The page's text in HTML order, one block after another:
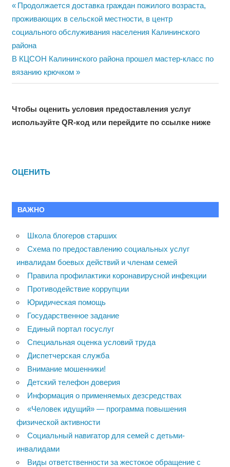
Навигация
по
записям
Previous
Post:
Продолжается доставка граждан пожилого возраста,
проживающих в сельской местности, в центр
социального обслуживания населения Калининского
района
Next
Post:
В КЦСОН Калининского района прошел мастер-класс по
вязанию крючком
Чтобы оценить условия предоставления услуг
используйте QR-код или перейдите по ссылке ниже
ОЦЕНИТЬ
ВАЖНО
Школа блогеров старших
Схема по предоставлению социальных услуг
инвалидам боевых действий и членам семей
Правила профилактики коронавирусной инфекции
Противодействие коррупции
Юридическая помощь
Государственное задание
Единый портал госуслуг
Специальная оценка условий труда
Диспетчерская служба
Внимание мошенники!
Детский телефон доверия
Информация о применяемых дезсредствах
«Человек идущий» — программа повышения
физической активности
Социальный навигатор для семей с детьми-
инвалидами
Виды ответственности за жестокое обращение с